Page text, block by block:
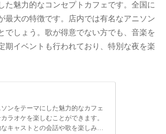
た魅力的なコンセプトカフェです。全国に
最大の特徴です。店内では有名なアニソン
でしょう。歌が得意でない方でも、音楽を
期イベントも行われており、特別な夜を楽
ンをテーマにした魅力的なカフェ
ラオケを楽しむことができます。
キャストとの会話や歌を楽しみな